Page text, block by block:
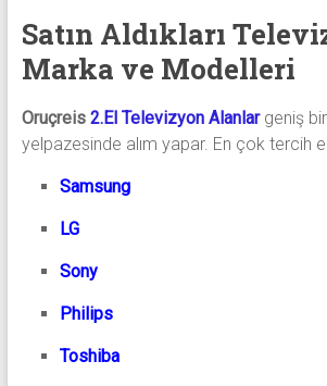
Satın Aldıkları
Marka ve Modelleri
Oruçreis 2.El Televizyon Alanlargeniş
yelpazesinde alım yapar. En çok tercih
Samsung
LG
Sony
Philips
Toshiba